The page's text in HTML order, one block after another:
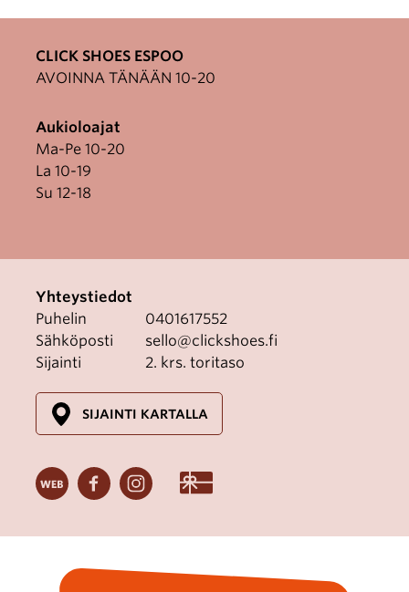
CLICK SHOES ESPOO
AVOINNA TÄNÄÄN 10-20
Aukioloajat
Ma-Pe 10-20
La 10-19
Su 12-18
Yhteystiedot
Puhelin
0401617552
Sähköposti
sello@clickshoes.fi
Sijainti
2. krs. toritaso
SIJAINTI KARTALLA